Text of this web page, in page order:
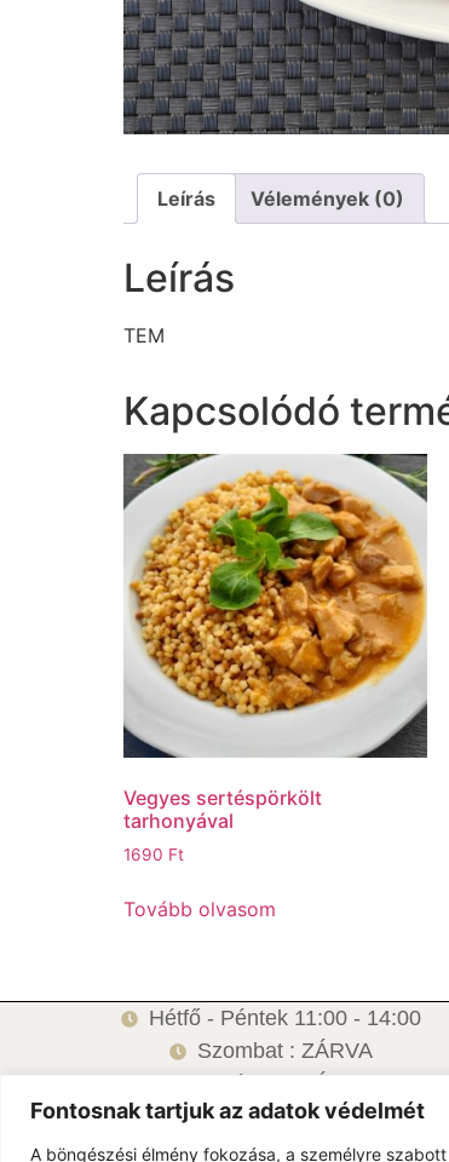
Fontosnak tartjuk az adatok védelmét
A böngészési élmény fokozása, a személyre
Leírás Vélemények (0)
Leírás
TEM
Kapcsolódó
Vegyes sertéspörkölt
tarhonyával
1690 Ft
Tovább olvasom
Hétfő - Péntek 11:00 - 14:00
Szombat : ZÁRVA
6500 Baja, Damjanich u.1.